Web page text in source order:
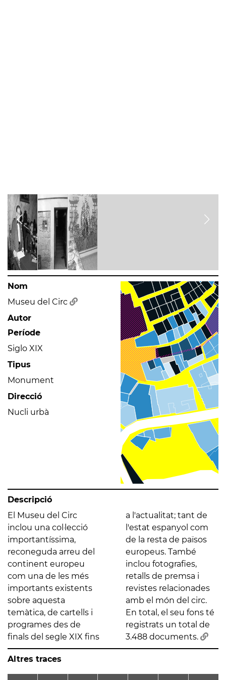
Nom
Museu del Circ
Autor
Període
Siglo XIX
Tipus
Monument
Direcció
Nucli urbà
Descripció
El Museu del Circ
inclou una col·lecció
importantíssima,
reconeguda arreu del
continent europeu
com una de les més
importants existents
sobre aquesta
temàtica, de cartells i
programes des de
finals del segle XIX fins
a l'actualitat; tant de
l'estat espanyol com
de la resta de països
europeus. També
inclou fotografies,
retalls de premsa i
revistes relacionades
amb el món del circ.
En total, el seu fons té
registrats un total de
3.488 documents.
Altres traces